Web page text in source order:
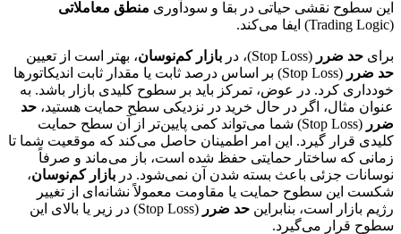
این سطوح نقشی حیاتی در بقا و سودآوری منطق معاملاتی
(Trading Logic) ایفا می‌کند.
برای حد ضرر (Stop Loss)، در بازار کم‌نوسان، بهتر است از تعیین
حد ضرر
(Stop Loss) بر اساس درصد ثابت یا مقدار ثابت اندیکاتورها
خودداری کرد. در عوض، تمرکز باید بر سطوح کلیدی بازار باشد. به
عنوان مثال، اگر در حال خرید در نزدیکی سطح حمایت هستید، حد
ضرر
(Stop Loss) شما می‌تواند کمی پایین‌تر از آن سطح حمایت
کلیدی قرار گیرد. این امر اطمینان حاصل می‌کند که موقعیت شما تا
زمانی که ساختار حمایتی حفظ شده است، باز می‌ماند و صرفاً
نوسانات جزئی باعث بسته شدن آن نمی‌شود. در بازار کم‌نوسان،
شکست این سطوح حمایت یا مقاومت معمولاً نشانه‌ای از تغییر
رژیم بازار است، بنابراین حد ضرر
(Stop Loss) در زیر یا بالای این
سطوح قرار می‌گیرد.